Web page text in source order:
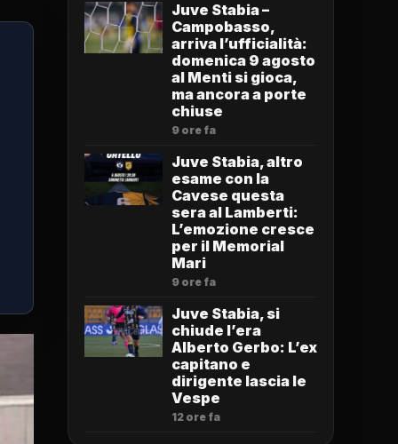
Juve Stabia –
Campobasso,
arriva l’ufficialità:
domenica 9 agosto
al Menti si gioca,
ma ancora a porte
chiuse
9 ore fa
Juve Stabia, altro
esame con la
Cavese questa
sera al Lamberti:
L’emozione cresce
per il Memorial
Mari
9 ore fa
Juve Stabia, si
chiude l’era
Alberto Gerbo: L’ex
capitano e
dirigente lascia le
Vespe
12 ore fa